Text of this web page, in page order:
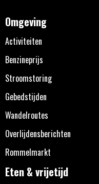
Omgeving
Activiteiten
Benzineprijs
Stroomstoring
Gebedstijden
Wandelroutes
Overlijdensberichten
Rommelmarkt
Eten & vrijetijd